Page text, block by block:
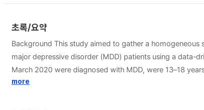
초록/요약
Background This study aimed to gather a homogeneous sample of adolescent patients to analyze the
major depressive disorder (MDD) patients using a data-driven whole-brain approach. Methods Patients recruited at the psychiatry department of Korea
March 2020 were diagnosed with MDD, were 13–18 years old, had IQ scores >80, had no family history of psychotic or personality disorders, had no smoking or alcohol
naïve to psychotropic medication. Depressive symptoms were assessed using the Hamilton Depression Rating Scale and the Children’s Depression Inventory. Structural and functional MRI scans were
more